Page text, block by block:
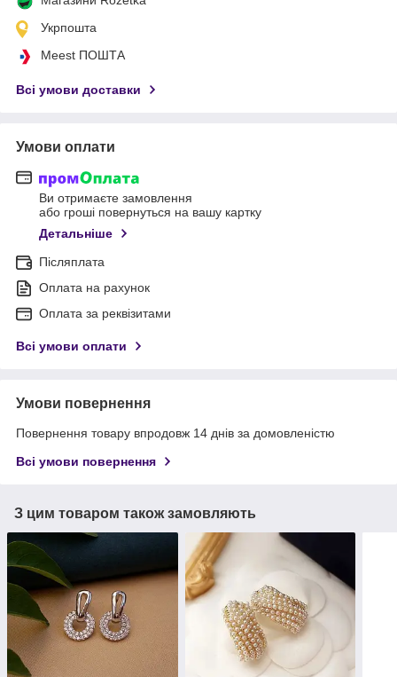
Укрпошта
Meest ПОШТА
Всі умови доставки
Умови оплати
Ви отримаєте замовлення
або гроші повернуться на вашу картку
Детальніше
Післяплата
Оплата на рахунок
Оплата за реквізитами
Всі умови оплати
Умови повернення
Повернення товару впродовж 14 днів за домовленістю
Всі умови повернення
З цим товаром також замовляють